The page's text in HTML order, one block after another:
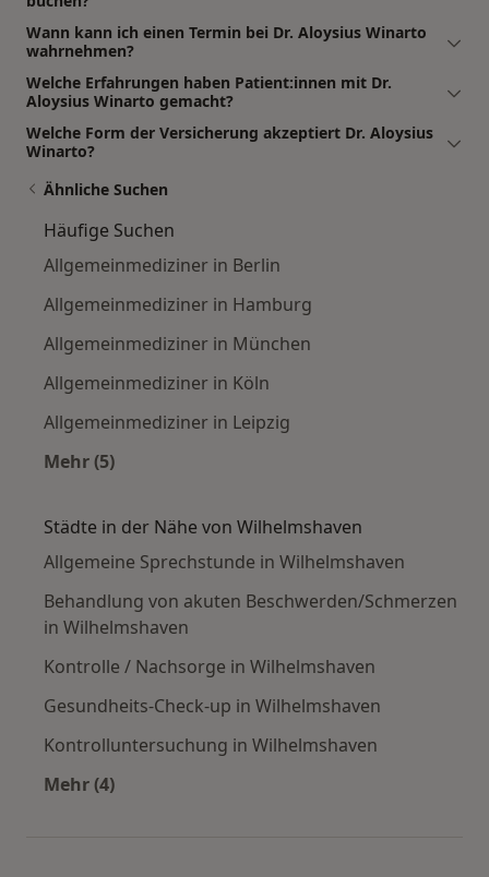
Wann kann ich einen Termin bei Dr. Aloysius Winarto
wahrnehmen?
Welche Erfahrungen haben Patient:innen mit Dr.
Aloysius Winarto gemacht?
Welche Form der Versicherung akzeptiert Dr. Aloysius
Winarto?
Ähnliche Suchen
Häufige Suchen
Allgemeinmediziner in Berlin
Allgemeinmediziner in Hamburg
Allgemeinmediziner in München
Allgemeinmediziner in Köln
Allgemeinmediziner in Leipzig
Mehr (5)
Städte in der Nähe von Wilhelmshaven
Allgemeine Sprechstunde in Wilhelmshaven
Behandlung von akuten Beschwerden/Schmerzen
in Wilhelmshaven
Kontrolle / Nachsorge in Wilhelmshaven
Gesundheits-Check-up in Wilhelmshaven
Kontrolluntersuchung in Wilhelmshaven
Mehr (4)